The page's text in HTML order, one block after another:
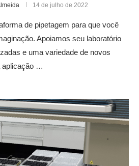
14 de julho de 2022
de pipetagem para que você
Apoiamos seu laboratório
e uma variedade de novos
aplicação …